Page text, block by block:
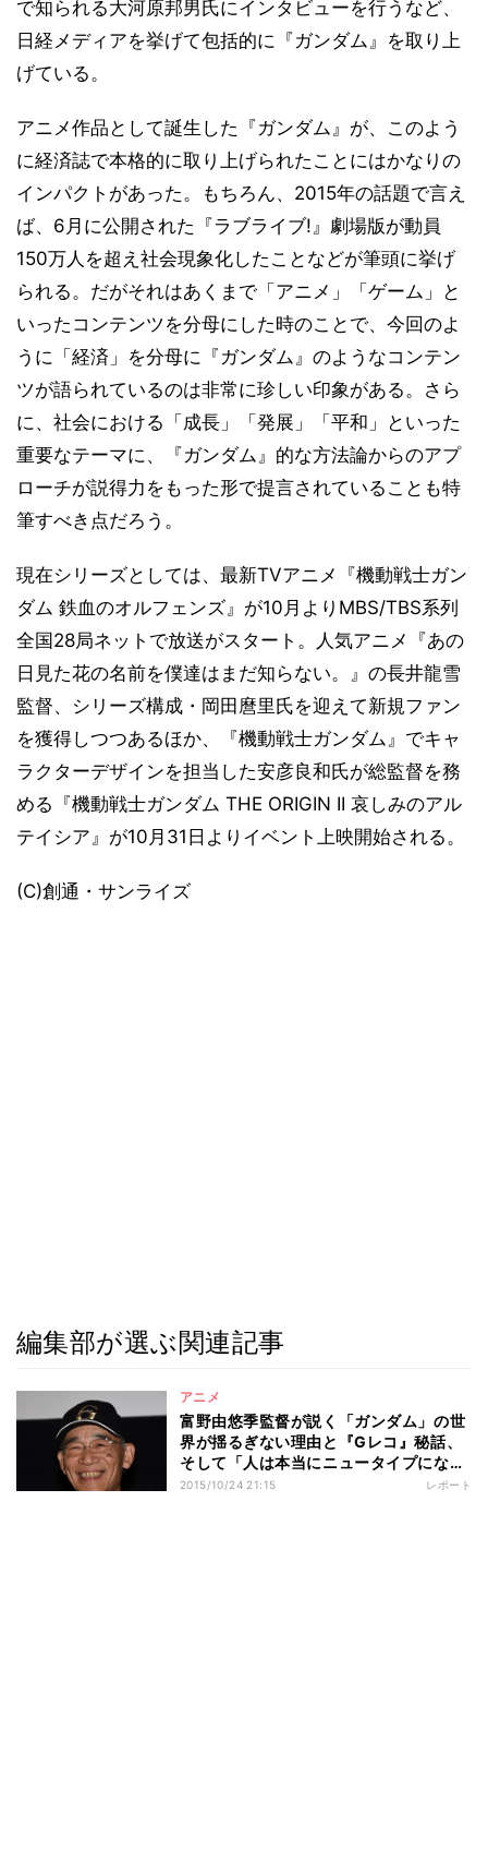
で知られる大河原邦男氏にインタビューを行うなど、
日経メディアを挙げて包括的に『ガンダム』を取り上
げている。
アニメ作品として誕生した『ガンダム』が、このよう
に経済誌で本格的に取り上げられたことにはかなりの
インパクトがあった。もちろん、2015年の話題で言え
ば、6月に公開された『ラブライブ!』劇場版が動員
150万人を超え社会現象化したことなどが筆頭に挙げ
られる。だがそれはあくまで「アニメ」「ゲーム」と
いったコンテンツを分母にした時のことで、今回のよ
うに「経済」を分母に『ガンダム』のようなコンテン
ツが語られているのは非常に珍しい印象がある。さら
に、社会における「成長」「発展」「平和」といった
重要なテーマに、『ガンダム』的な方法論からのアプ
ローチが説得力をもった形で提言されていることも特
筆すべき点だろう。
現在シリーズとしては、最新TVアニメ『機動戦士ガン
ダム 鉄血のオルフェンズ』が10月よりMBS/TBS系列
全国28局ネットで放送がスタート。人気アニメ『あの
日見た花の名前を僕達はまだ知らない。』の長井龍雪
監督、シリーズ構成・岡田麿里氏を迎えて新規ファン
を獲得しつつあるほか、『機動戦士ガンダム』でキャ
ラクターデザインを担当した安彦良和氏が総監督を務
める『機動戦士ガンダム THE ORIGIN II 哀しみのアル
テイシア』が10月31日よりイベント上映開始される。
(C)創通・サンライズ
編集部が選ぶ関連記事
アニメ
富野由悠季監督が説く「ガンダム」の世
界が揺るぎない理由と『Gレコ』秘話、
そして「人は本当にニュータイプになれ
るのか」絶望感も吐露
2015/10/24 21:15 レポート